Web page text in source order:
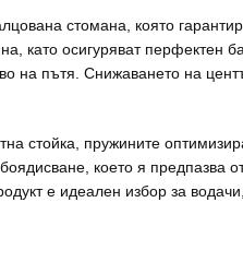
стомана, която
като осигуряват
на пътя. Снижаването на
стойка, пружините
което я
е идеален избор за